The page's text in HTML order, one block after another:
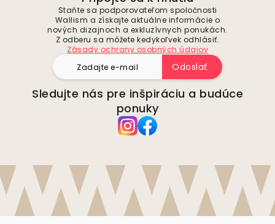
Staňte sa podporovateľom spoločnosti
Wallism a získajte aktuálne informácie o
nových dizajnoch a exkluzívnych ponukách.
Z odberu sa môžete kedykoľvek odhlásiť.
Zásady ochrany osobných údajov
Odoslať
Sledujte nás pre inšpiráciu a budúce
ponuky